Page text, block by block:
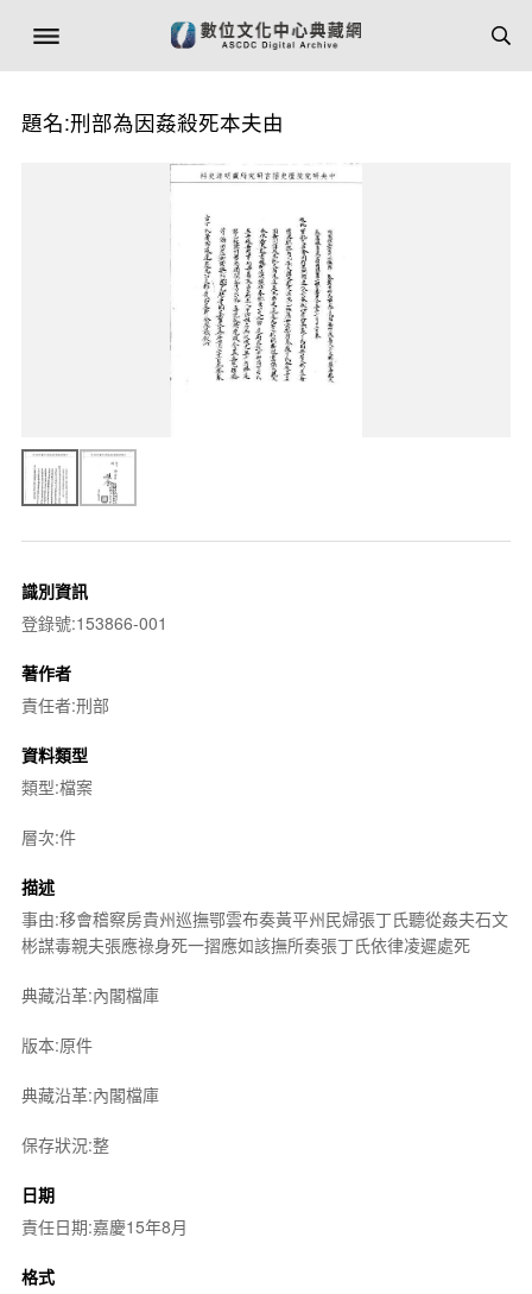
題名:刑部為因姦殺死本夫由
識別資訊
登錄號:153866-001
著作者
責任者:刑部
資料類型
類型:檔案
層次:件
描述
事由:移會稽察房貴州巡撫鄂雲布奏黃平州民婦張丁氏聽從姦夫石文
彬謀毒親夫張應祿身死一摺應如該撫所奏張丁氏依律凌遲處死
典藏沿革:內閣檔庫
版本:原件
典藏沿革:內閣檔庫
保存狀況:整
日期
責任日期:嘉慶15年8月
格式